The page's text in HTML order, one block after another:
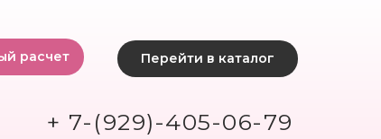
Перейти в каталог
расчет
+ 7-(929)-405-06-79